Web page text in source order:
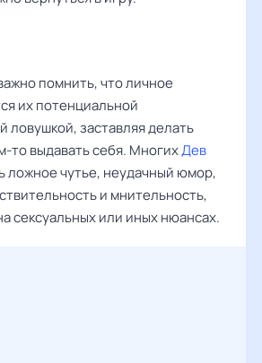
помнить, что личное
их потенциальной
ловушкой, заставляя делать
то выдавать себя. МногихДев
ложное чутье, неудачный юмор,
и мнительность,
сексуальных или иных нюансах.